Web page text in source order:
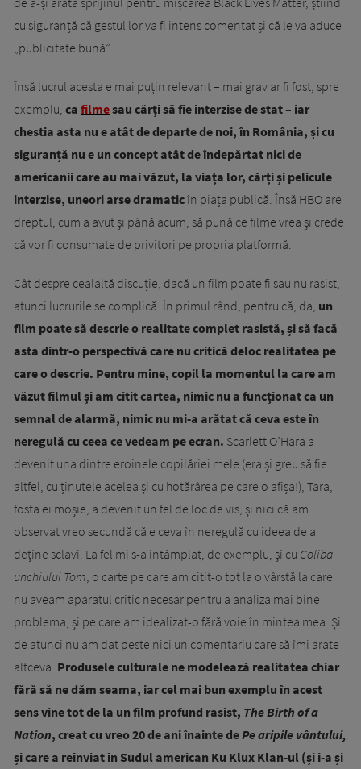
cu siguranță că gestul lor va fi intens comentat și că le va aduce
„publicitate bună”.
Însă lucrul acesta e mai puțin relevant – mai grav ar fi fost, spre
exemplu, ca filmesau cărți să fie interzise de stat – iar
chestia asta nu e atât de departe de noi, în România, și cu
siguranță nu e un concept atât de îndepărtat nici de
americanii care au mai văzut, la viața lor, cărți și pelicule
interzise, uneori arse dramaticîn piața publică. Însă HBO are
dreptul, cum a avut și până acum, să pună ce filme vrea și crede
că vor fi consumate de privitori pe propria platformă.
Cât despre cealaltă discuție, dacă un film poate fi sau nu rasist,
atunci lucrurile se complică. În primul rând, pentru că, da, un
film poate să descrie o realitate complet rasistă, și să facă
asta dintr-o perspectivă care nu critică deloc realitatea pe
care o descrie. Pentru mine, copil la momentul la care am
văzut filmul și am citit cartea, nimic nu a funcționat ca un
semnal de alarmă, nimic nu mi-a arătat că ceva este în
neregulă cu ceea ce vedeam pe ecran. Scarlett O’Hara a
devenit una dintre eroinele copilăriei mele (era și greu să fie
altfel, cu ținutele acelea și cu hotărârea pe care o afișa!), Tara,
fosta ei moșie, a devenit un fel de loc de vis, și nici că am
observat vreo secundă că e ceva în neregulă cu ideea de a
deține sclavi. La fel mi s-a întâmplat, de exemplu, și cu Coliba
unchiului Tom , o carte pe care am citit-o tot la o vârstă la care
nu aveam aparatul critic necesar pentru a analiza mai bine
problema, și pe care am idealizat-o fără voie în mintea mea. Și
de atunci nu am dat peste nici un comentariu care să îmi arate
altceva. Produsele culturale ne modelează realitatea chiar
fără să ne dăm seama, iar cel mai bun exemplu în acest
sens vine tot de la un film profund rasist, The Birth of a
Nation, creat cu vreo 20 de ani înainte dePe aripile vântului,
și care a reînviat în Sudul american Ku Klux Klan-ul (și i-a și